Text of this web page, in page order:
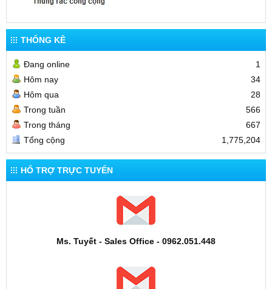
THỐNG KÊ
Đang online
1
Hôm nay
34
Hôm qua
28
Trong tuần
566
Trong tháng
667
Tổng cộng
1,775,204
HỔ TRỢ TRỰC TUYẾN
Ms. Tuyết - Sales Office - 0962.051.448